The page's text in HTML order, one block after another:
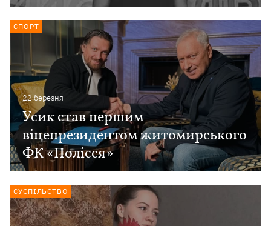
22 березня
Усик став першим
віцепрезидентом житомирського
ФК «Полісся»
СПОРТ
СУСПІЛЬСТВО